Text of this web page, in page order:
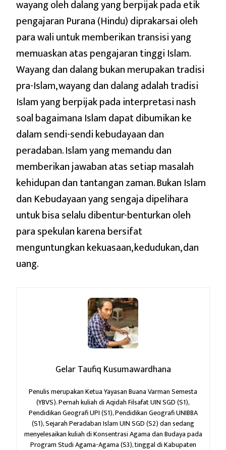
wayang oleh dalang yang berpijak pada etik
pengajaran Purana (Hindu) diprakarsai oleh
para wali untuk memberikan transisi yang
memuaskan atas pengajaran tinggi Islam.
Wayang dan dalang bukan merupakan tradisi
pra-Islam, wayang dan dalang adalah tradisi
Islam yang berpijak pada interpretasi nash
soal bagaimana Islam dapat dibumikan ke
dalam sendi-sendi kebudayaan dan
peradaban. Islam yang memandu dan
memberikan jawaban atas setiap masalah
kehidupan dan tantangan zaman. Bukan Islam
dan Kebudayaan yang sengaja dipelihara
untuk bisa selalu dibentur-benturkan oleh
para spekulan karena bersifat
menguntungkan kekuasaan, kedudukan, dan
uang.
Gelar Taufiq Kusumawardhana
Penulis merupakan Ketua Yayasan Buana Varman Semesta
(YBVS). Pernah kuliah di Aqidah Filsafat UIN SGD (S1),
Pendidikan Geografi UPI (S1), Pendidikan Geografi UNIBBA
(S1), Sejarah Peradaban Islam UIN SGD (S2) dan sedang
menyelesaikan kuliah di Konsentrasi Agama dan Budaya pada
Program Studi Agama-Agama (S3), tinggal di Kabupaten